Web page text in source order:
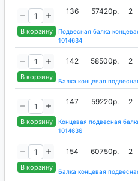
В корзину
136 57420р. 2
Подвесная балка
1014634
В корзину
142 58500р. 2
Балка концевая
В корзину
147 59220р. 2
Концевая подвесная
1014636
В корзину
154 60750р. 2
Балка концевая